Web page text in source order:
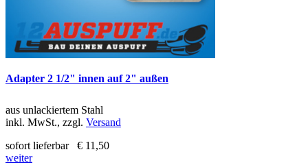
Adapter 2 1/2" innen auf 2" außen
aus unlackiertem Stahl
inkl. MwSt., zzgl. Versand
sofort lieferbar
€ 11,50
weiter